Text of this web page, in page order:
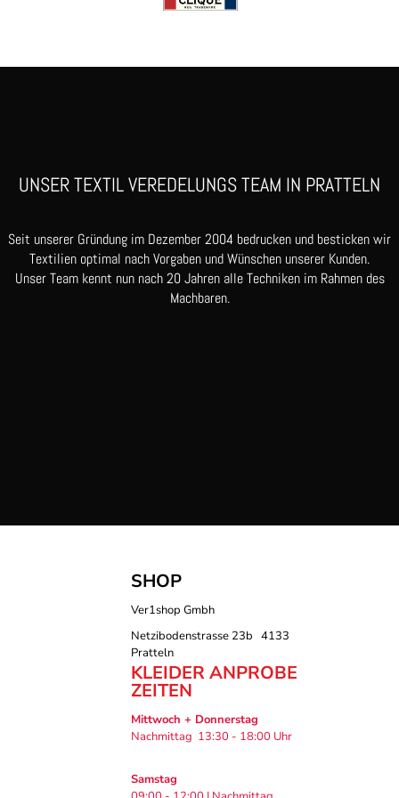
UNSER TEXTIL VEREDELUNGS TEAM IN PRATTELN
Seit unserer Gründung im Dezember 2004 bedrucken und besticken wir
Textilien optimal nach Vorgaben und Wünschen unserer Kunden.
Unser Team kennt nun nach 20 Jahren alle Techniken im Rahmen des
Machbaren.
SHOP
Ver1shop Gmbh
Netzibodenstrasse 23b 4133
Pratteln
KLEIDER ANPROBE
ZEITEN
Mittwoch + Donnerstag
Nachmittag 13:30 - 18:00 Uhr
Samstag